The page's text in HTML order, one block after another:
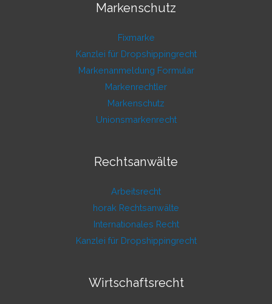
Markenschutz
Fixmarke
Kanzlei für Dropshippingrecht
Markenanmeldung Formular
Markenrechtler
Markenschutz
Unionsmarkenrecht
Rechtsanwälte
Arbeitsrecht
horak Rechtsanwälte
Internationales Recht
Kanzlei für Dropshippingrecht
Wirtschaftsrecht